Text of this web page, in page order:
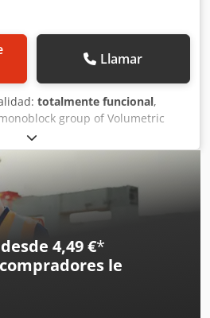
Llamar
totalmente funcional,
group of Volumetric
for cans up to 108 mm
* The production may
and product to be sealed.
/ 38 mm. INCORPORATES: - Can
- Stirring heads. - Normal lid /
inlet. Vacuum group of 21
Dl Hofx Aldoa
4,49 €*
le